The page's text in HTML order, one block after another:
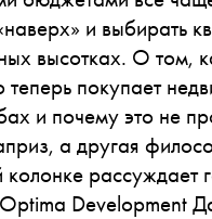
и выбирать
высотках. О том,
теперь покупает
и почему это не
а другая
колонке рассуждает
Development